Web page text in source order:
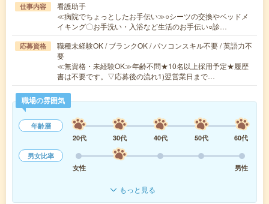
仕事内容
看護助手
≪病院でちょっとしたお手伝い≫○シーツの交換やベッドメ
イキング〇お手洗い・入浴など生活のお手伝い○診…
応募資格
職種未経験OK / ブランクOK / パソコンスキル不要 / 英語力不
要
≪無資格・未経験OK≫年齢不問★10名以上採用予定★履歴
書は不要です。▽応募後の流れ1)翌営業日まで…
職場の雰囲気
年齢層
20代
30代 40代 50代
60代
男女比率
女性
男性
もっと見る